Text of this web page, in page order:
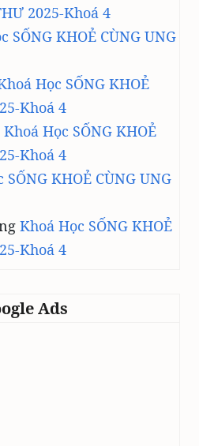
2025-Khoá 4
SỐNG KHOẺ CÙNG UNG
Học SỐNG KHOẺ
Khoá 4
Khoá Học SỐNG KHOẺ
Khoá 4
SỐNG KHOẺ CÙNG UNG
Khoá Học SỐNG KHOẺ
Khoá 4
Ads